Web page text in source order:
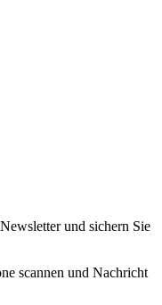
und sichern Sie
scannen und Nachricht